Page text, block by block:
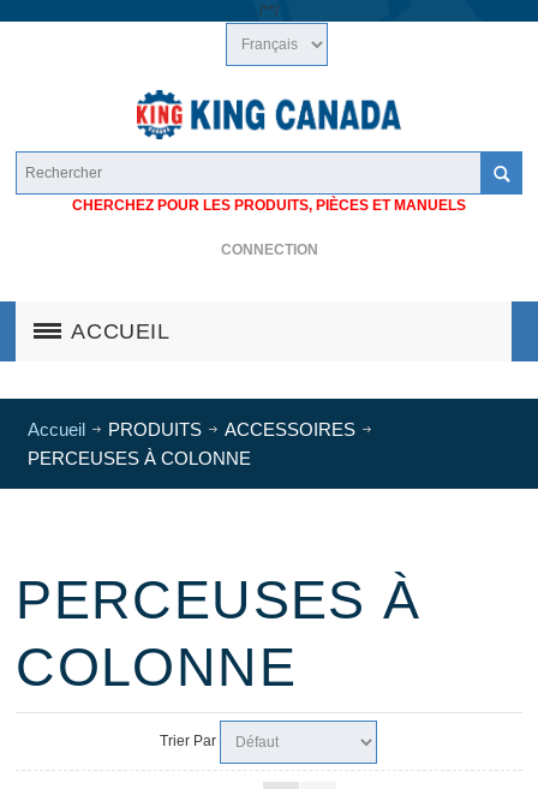
/**/
CHERCHEZ POUR LES PRODUITS, PIÈCES ET MANUELS
CONNECTION
ACCUEIL
Accueil PRODUITS
ACCESSOIRES
PERCEUSES À COLONNE
PERCEUSES À
COLONNE
Trier Par